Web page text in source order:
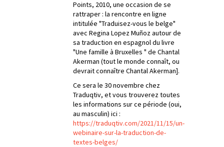
Points, 2010, une occasion de se
rattraper : la rencontre en ligne
intitulée "Traduisez-vous le belge"
avec Regina Lopez Muñoz autour de
sa traduction en espagnol du livre
"Une famille à Bruxelles " de Chantal
Akerman (tout le monde connaît, ou
devrait connaître Chantal Akerman].
Ce sera le 30 novembre chez
Traduqtiv, et vous trouverez toutes
les informations sur ce période (oui,
au masculin) ici :
https://traduqtiv.com/2021/11/15/un-
webinaire-sur-la-traduction-de-
textes-belges/